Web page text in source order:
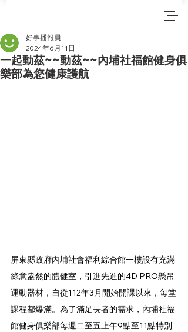
一起動茲~~動茲~~內埔社福館健身俱
樂部為您健康護航
好事播報員
2024年6月11日
屏東縣政府內埔社會福利綜合館一樓設有充滿
綠意盎然的體健室，引進先進的4D PRO懸吊
運動器材，自從112年3月開始開課以來，每堂
課程都爆滿。為了滿足長者的需求，內埔社福
館健身俱樂部每週二至五上午9點至11點特別